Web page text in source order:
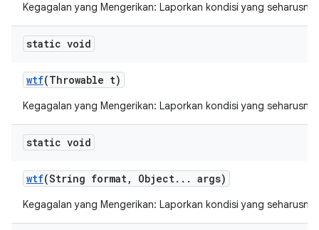
Kegagalan yang Mengerikan: Laporkan kondisi yang
static void
wtf(Throwable t)
Kegagalan yang Mengerikan: Laporkan kondisi yang
static void
wtf(String format, Object. . . args)
Kegagalan yang Mengerikan: Laporkan kondisi yang